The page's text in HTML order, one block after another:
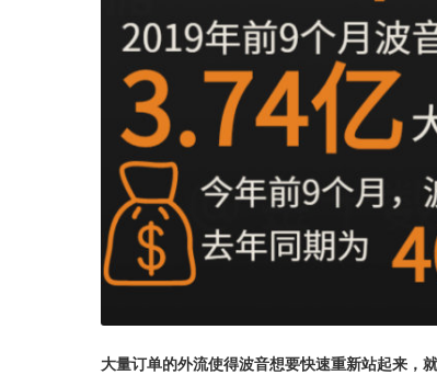
大量订单的外流使得波音想要快速重新站起来，